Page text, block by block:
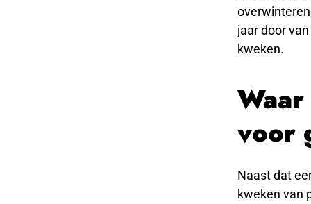
jaar door
kweken.
voor
Naast dat
kweken van